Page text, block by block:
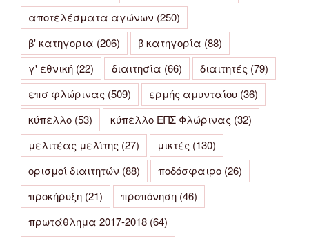
αποτελέσματα αγώνων (250)
β' κατηγορια (206) β κατηγορία (88)
γ' εθνική (22) διαιτησία (66) διαιτητές (79)
επσ φλώρινας (509) ερμής αμυνταίου (36)
κύπελλο (53) κύπελλο ΕΠΣ Φλώρινας (32)
μελιτέας μελίτης (27) μικτές (130)
ορισμοί διαιτητών (88) ποδόσφαιρο (26)
προκήρυξη (21) προπόνηση (46)
πρωτάθλημα 2017-2018 (64)